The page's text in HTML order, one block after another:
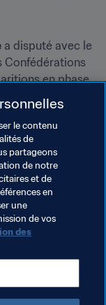
a disputé avec le
Confédérations
en phase
à
tour de Brésil
avec
pour
et Dnipro. Il
Qatar SC.
Romania
UEFA
le contenu
de
partageons
de notre
et de
en
une
de vos
des